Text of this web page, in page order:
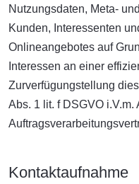
Nutzungsdaten, Meta-
Kunden, Interessenten
Onlineangebotes auf
Interessen an einer
Zurverfügungstellung
Abs. 1 lit. f DSGVO
Kontaktaufnahme